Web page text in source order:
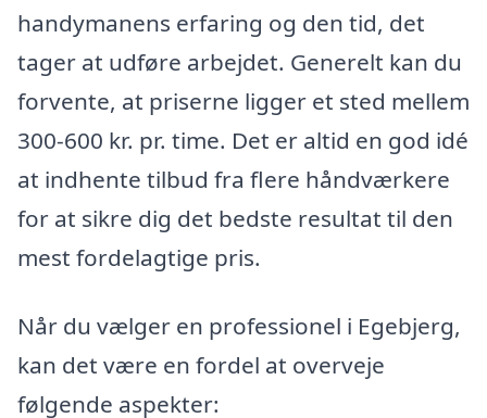
handymanens erfaring og den tid, det
tager at udføre arbejdet. Generelt kan du
forvente, at priserne ligger et sted mellem
300-600 kr. pr. time. Det er altid en god idé
at indhente tilbud fra flere håndværkere
for at sikre dig det bedste resultat til den
mest fordelagtige pris.
Når du vælger en professionel i Egebjerg,
kan det være en fordel at overveje
følgende aspekter: